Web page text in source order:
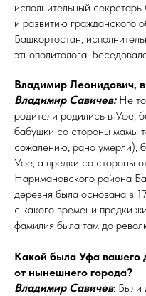
исполнительный
и развитию гражданского
Башкортостан,
этнополитолога.
Владимир Леонидович,
Владимир Савичев:Не
родители родились в Уфе,
бабушки со стороны мамы
сожалению, рано умерли),
Уфе, а предки со стороны
Наримановского района
деревня была основана в
с какого времени предки
фамилия была там до
Какой была Уфа вашего
от нынешнего города?
Владимир Савичев: Были